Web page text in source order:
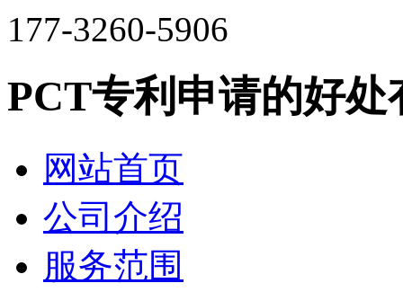
177-3260-5906
PCT专利申请的好处
网站首页
公司介绍
服务范围